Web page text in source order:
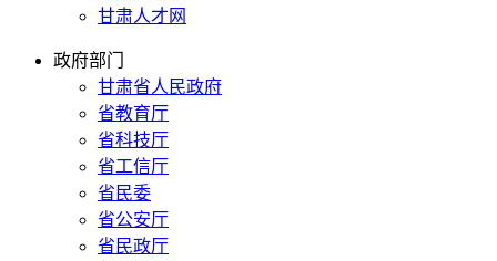
甘肃人才网
政府部门
甘肃省人民政府
省教育厅
省科技厅
省工信厅
省民委
省公安厅
省民政厅